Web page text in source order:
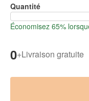
Quantité
Économisez 65%
0+Livraison gratuite